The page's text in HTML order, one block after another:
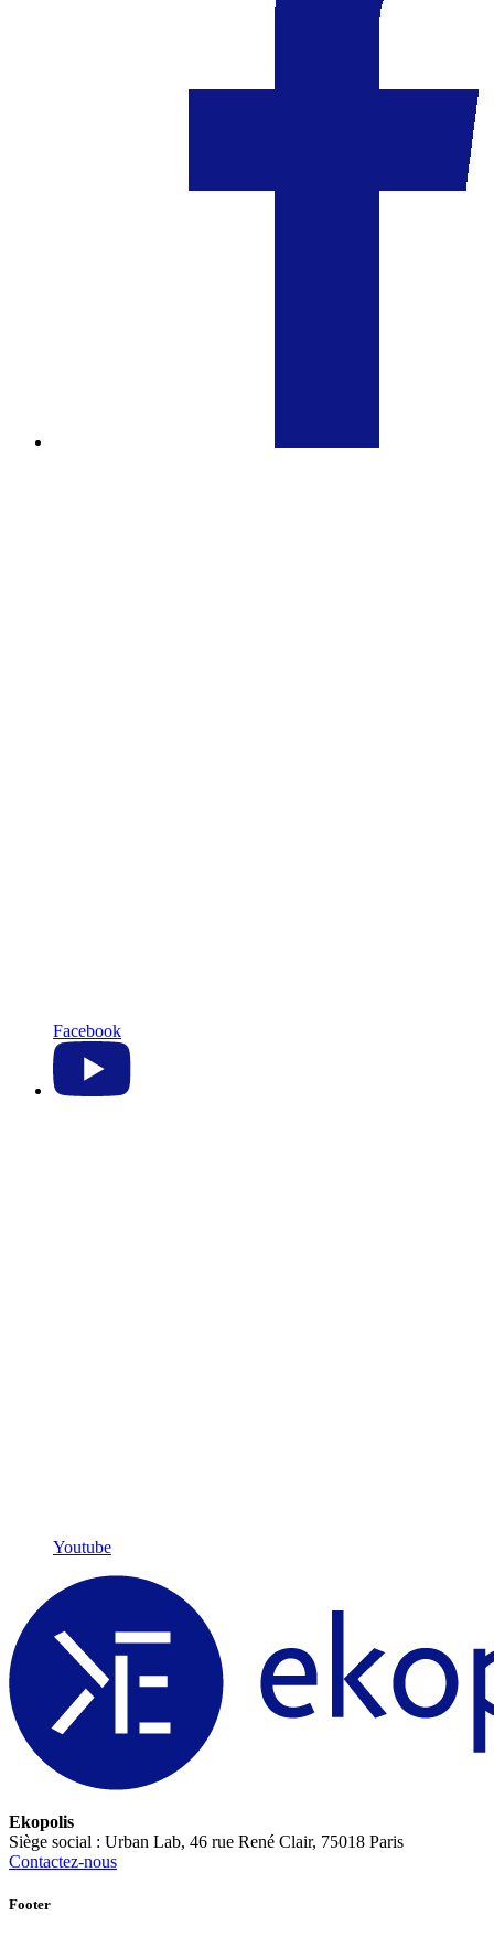
Facebook
Youtube
Ekopolis
Siège social : Urban Lab, 46 rue René Clair, 75018 Paris
Contactez-nous
Footer